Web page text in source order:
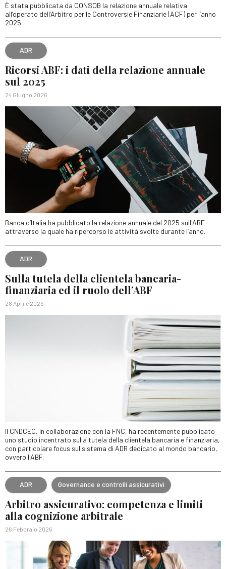
È stata pubblicata da CONSOB la relazione annuale relativa
all’operato dell’Arbitro per le Controversie Finanziarie (ACF) per l’anno
2025.
ADR
Ricorsi ABF: i dati della relazione annuale
sul 2025
24 Giugno 2026
Banca d’Italia ha pubblicato la relazione annuale del 2025 sull'ABF
attraverso la quale ha ripercorso le attività svolte durante l’anno.
ADR
Sulla tutela della clientela bancaria-
finanziaria ed il ruolo dell’ABF
28 Aprile 2026
Il CNDCEC, in collaborazione con la FNC, ha recentemente pubblicato
uno studio incentrato sulla tutela della clientela bancaria e finanziaria,
con particolare focus sul sistema di ADR dedicato al mondo bancario,
ovvero l'ABF.
ADR Governance e controlli assicurativi
Arbitro assicurativo: competenza e limiti
alla cognizione arbitrale
26 Febbraio 2026